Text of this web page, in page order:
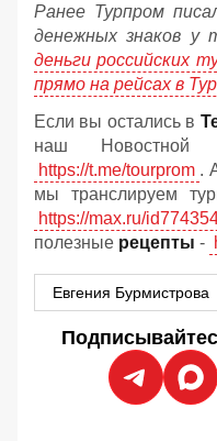
Ранее Турпром
денежных знаков у
деньги российских
прямо на рейсах в
Если вы остались в
наш
https://t.me/tourprom .
мы транслируем
https://max.ru/
полезные рецепты -
Евгения Бурмистрова